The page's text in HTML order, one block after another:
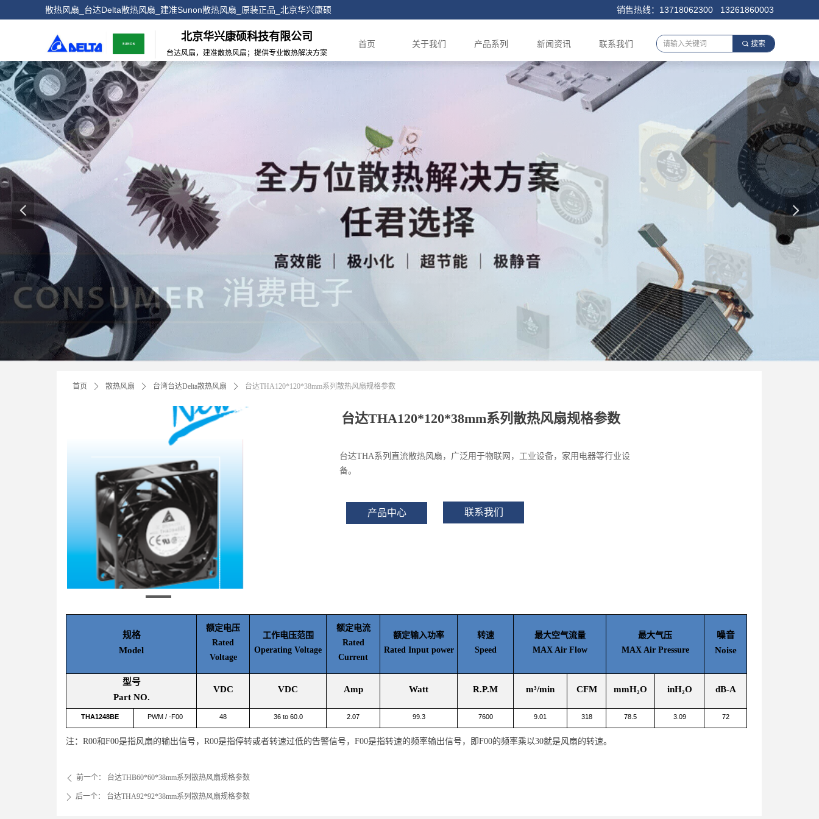
北京华兴康硕科技有限公司
台达风扇，建准散热风扇；提供专业散热解决方案
散热风扇_台达Delta散热风扇_建准Sunon散热风扇_原装正品_北京华兴康硕 销售热线：13718062300 13261860003
首页 关于我们 产品系列 新闻资讯 联系我们 끠 搜索
넳 넲
首页 ꄲ 散热风扇 ꄲ 台湾台达Delta散热风扇 ꄲ 台达THA120*120*38mm系列散热风扇规格参数
台达THA120*120*38mm系列散热风扇规格参数
台达THA系列直流散热风扇，广泛用于物联网，工业设备，家用电器等行业设
备。
联系我们
产品中心
ꄴ 前一个： 台达THB60*60*38mm系列散热风扇规格参数
ꄲ 后一个： 台达THA92*92*38mm系列散热风扇规格参数
规格
Model
额定电压
Rated
Voltage
工作电压范围
Operating Voltage
额定电流
Rated
Current
额定输入功率
Rated Input power
转速
Speed
最大空气流量
MAX Air Flow
最大气压
MAX Air Pressure
噪音
Noise
型号
Part NO.
VDC VDC Amp Watt R.P.M m³/min CFM mmH₂O inH₂O dB-A
THA1248BE PWM / -F00 48 36 to 60.0 2.07 99.3 7600 9.01 318 78.5 3.09 72
注：R00和F00是指风扇的输出信号，R00是指停转或者转速过低的告警信号，F00是指转速的频率输出信号，即F00的频率乘以30就是风扇的转速。